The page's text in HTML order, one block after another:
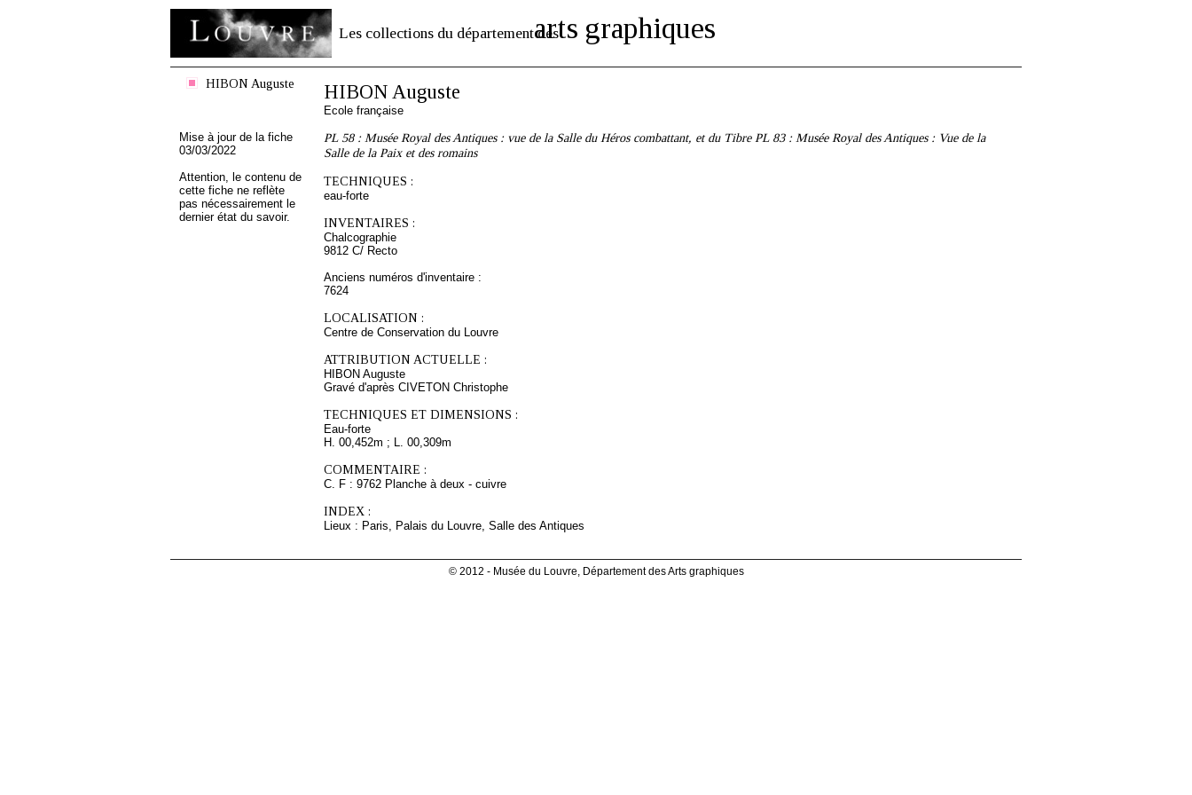
Les collections du département desarts graphiques
HIBON Auguste
Mise à jour de la fiche
03/03/2022
Attention, le contenu de
cette fiche ne reflète
pas nécessairement le
dernier état du savoir.
HIBON Auguste
Ecole française
PL 58 : Musée Royal des Antiques : vue de la Salle du Héros combattant, et du Tibre PL 83 : Musée Royal des Antiques : Vue de la
Salle de la Paix et des romains
TECHNIQUES :
eau-forte
INVENTAIRES :
Chalcographie
9812 C/ Recto
Anciens numéros d'inventaire :
7624
LOCALISATION :
Centre de Conservation du Louvre
ATTRIBUTION ACTUELLE :
HIBON Auguste
Gravé d'après CIVETON Christophe
TECHNIQUES ET DIMENSIONS :
Eau-forte
H. 00,452m ; L. 00,309m
COMMENTAIRE :
C. F : 9762 Planche à deux - cuivre
INDEX :
Lieux : Paris, Palais du Louvre, Salle des Antiques
© 2012 - Musée du Louvre, Département des Arts graphiques